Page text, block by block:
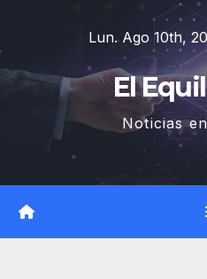
contenido
Lun. Ago 10th,
El
Noticias